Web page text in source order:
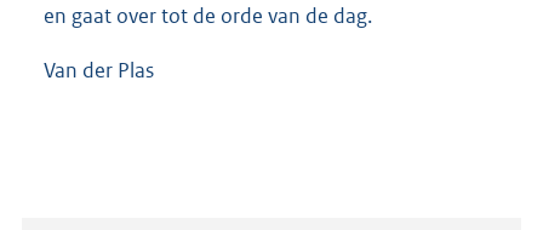
en gaat over tot de orde van de dag.
Van der Plas